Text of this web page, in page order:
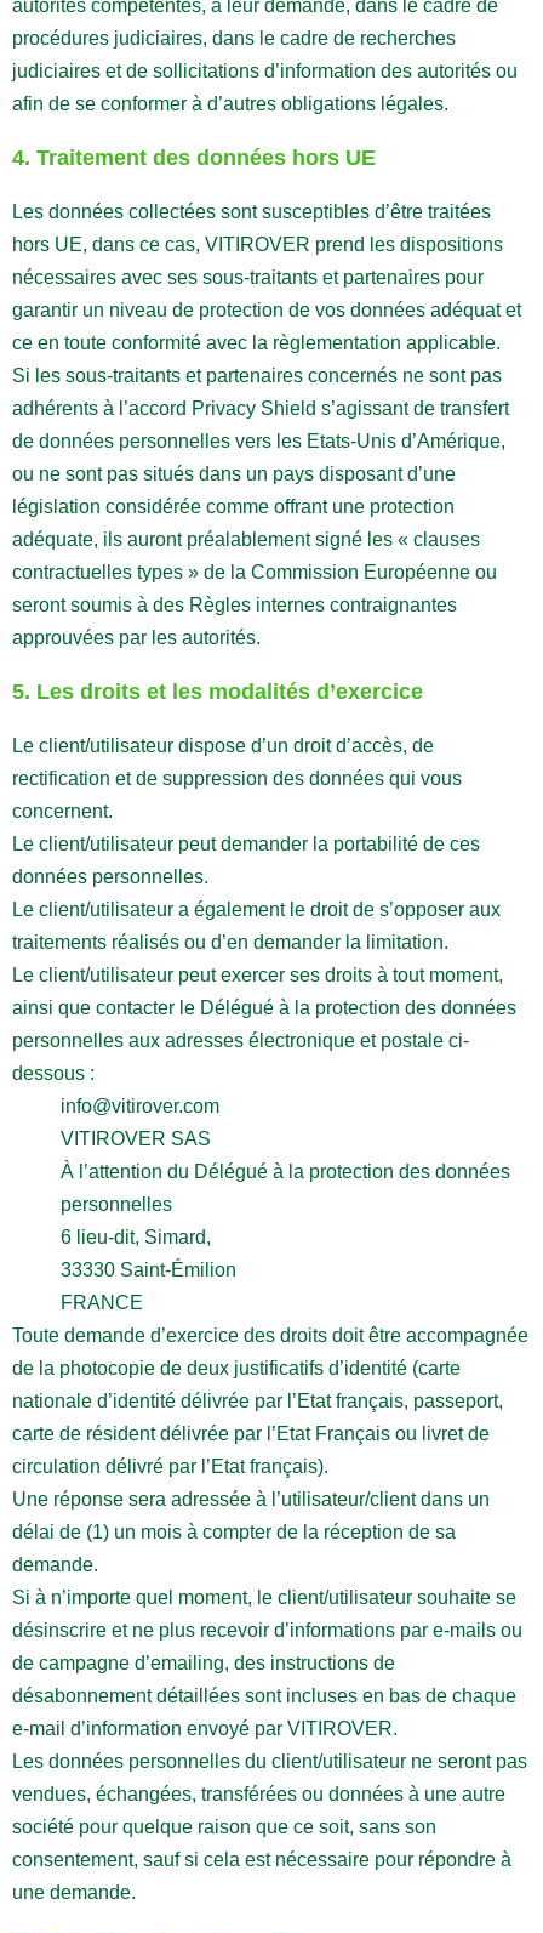
autorités compétentes, à leur demande, dans le cadre de
procédures judiciaires, dans le cadre de recherches
judiciaires et de sollicitations d’information des autorités ou
afin de se conformer à d’autres obligations légales.
4. Traitement des données hors UE
Les données collectées sont susceptibles d’être traitées
hors UE, dans ce cas, VITIROVER prend les dispositions
nécessaires avec ses sous-traitants et partenaires pour
garantir un niveau de protection de vos données adéquat et
ce en toute conformité avec la règlementation applicable.
Si les sous-traitants et partenaires concernés ne sont pas
adhérents à l’accord Privacy Shield s’agissant de transfert
de données personnelles vers les Etats-Unis d’Amérique,
ou ne sont pas situés dans un pays disposant d’une
législation considérée comme offrant une protection
adéquate, ils auront préalablement signé les « clauses
contractuelles types » de la Commission Européenne ou
seront soumis à des Règles internes contraignantes
approuvées par les autorités.
5. Les droits et les modalités d’exercice
Le client/utilisateur dispose d’un droit d’accès, de
rectification et de suppression des données qui vous
concernent.
Le client/utilisateur peut demander la portabilité de ces
données personnelles.
Le client/utilisateur a également le droit de s’opposer aux
traitements réalisés ou d’en demander la limitation.
Le client/utilisateur peut exercer ses droits à tout moment,
ainsi que contacter le Délégué à la protection des données
personnelles aux adresses électronique et postale ci-
dessous :
info@vitirover.com
VITIROVER SAS
À l’attention du Délégué à la protection des données
personnelles
6 lieu-dit, Simard,
33330 Saint-Émilion
FRANCE
Toute demande d’exercice des droits doit être accompagnée
de la photocopie de deux justificatifs d’identité (carte
nationale d’identité délivrée par l’Etat français, passeport,
carte de résident délivrée par l’Etat Français ou livret de
circulation délivré par l’Etat français).
Une réponse sera adressée à l’utilisateur/client dans un
délai de (1) un mois à compter de la réception de sa
demande.
Si à n’importe quel moment, le client/utilisateur souhaite se
désinscrire et ne plus recevoir d’informations par e-mails ou
de campagne d’emailing, des instructions de
désabonnement détaillées sont incluses en bas de chaque
e-mail d’information envoyé par VITIROVER.
Les données personnelles du client/utilisateur ne seront pas
vendues, échangées, transférées ou données à une autre
société pour quelque raison que ce soit, sans son
consentement, sauf si cela est nécessaire pour répondre à
une demande.